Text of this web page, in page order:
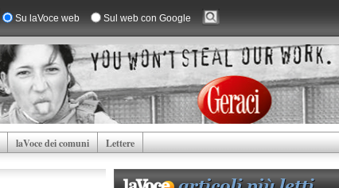
Su laVoce web Sul web con Google
laVoce dei comuni Lettere